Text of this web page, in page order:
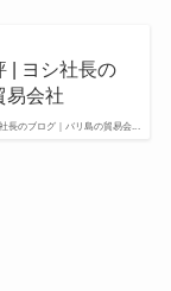
長のブログ｜バリ島の貿易会...
| ヨシ社長の
易会社